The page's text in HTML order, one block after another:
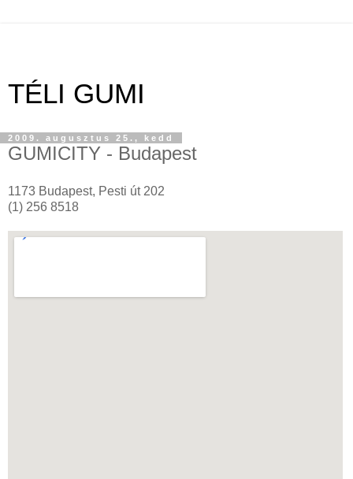
TÉLI GUMI
2009. augusztus 25., kedd
GUMICITY - Budapest
1173 Budapest, Pesti út 202
(1) 256 8518